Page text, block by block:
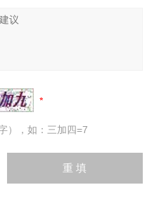
），如：三加四=7